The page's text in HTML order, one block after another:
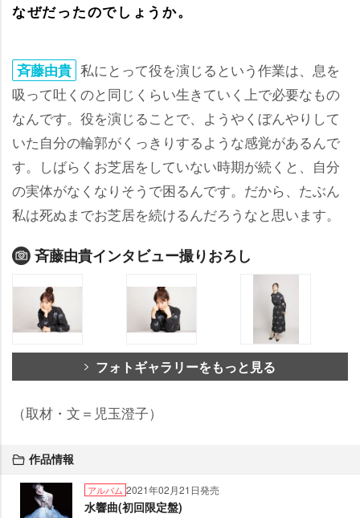
なぜだったのでしょうか。
斉藤由貴 私にとって役を演じるという作業は、息を
吸って吐くのと同じくらい生きていく上で必要なもの
なんです。役を演じることで、ようやくぼんやりして
いた自分の輪郭がくっきりするような感覚があるんで
す。しばらくお芝居をしていない時期が続くと、自分
の実体がなくなりそうで困るんです。だから、たぶん
私は死ぬまでお芝居を続けるんだろうなと思います。
斉藤由貴インタビュー撮りおろし
フォトギャラリーをもっと見る
（取材・文＝児玉澄子）
作品情報
アルバム 2021年02月21日発売
水響曲(初回限定盤)